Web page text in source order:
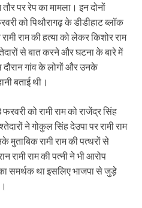
पर रेप का मामला। इन दोनों
को पिथौरागढ़ के डीडीहाट ब्लॉक
राम की हत्या को लेकर किशोर राम
से बात करने और घटना के बारे में
गांव के लोगों और उनके
बताई थी।
को रामी राम को राजेंद्र सिंह
ने गोकुल सिंह देउपा पर रामी राम
मुताबिक रामी राम की पत्थरों से
रामी राम की पत्नी ने भी आरोप
समर्थक था इसलिए भाजपा से जुड़े